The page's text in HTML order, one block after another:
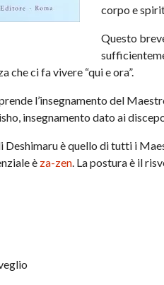
corpo e
Questo
che ci fa vivere “qui e ora”.
l’insegnamento del
insegnamento dato ai
Deshimaru è quello di tutti i
è za-zen. La postura è il